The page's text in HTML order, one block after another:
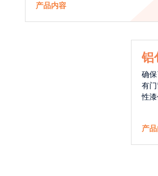
强度，促使窗使用寿命提升5-10
产品内容
铝
确
有
性
产